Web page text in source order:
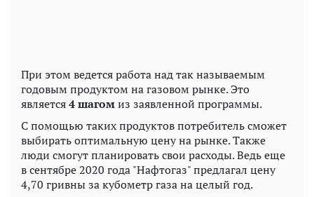
При этом ведется работа над так называемым
годовым продуктом на газовом рынке. Это
является4 шагомиз заявленной программы.
С помощью таких продуктов потребитель сможет
выбирать оптимальную цену на рынке. Также
люди смогут планировать свои расходы. Ведь еще
в сентябре 2020 года "Нафтогаз" предлагал цену
4,70 гривны за кубометр газа на целый год.